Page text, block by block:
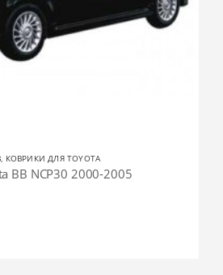
, КОВРИКИ ДЛЯ TOYOTA
BB NCP30 2000-2005